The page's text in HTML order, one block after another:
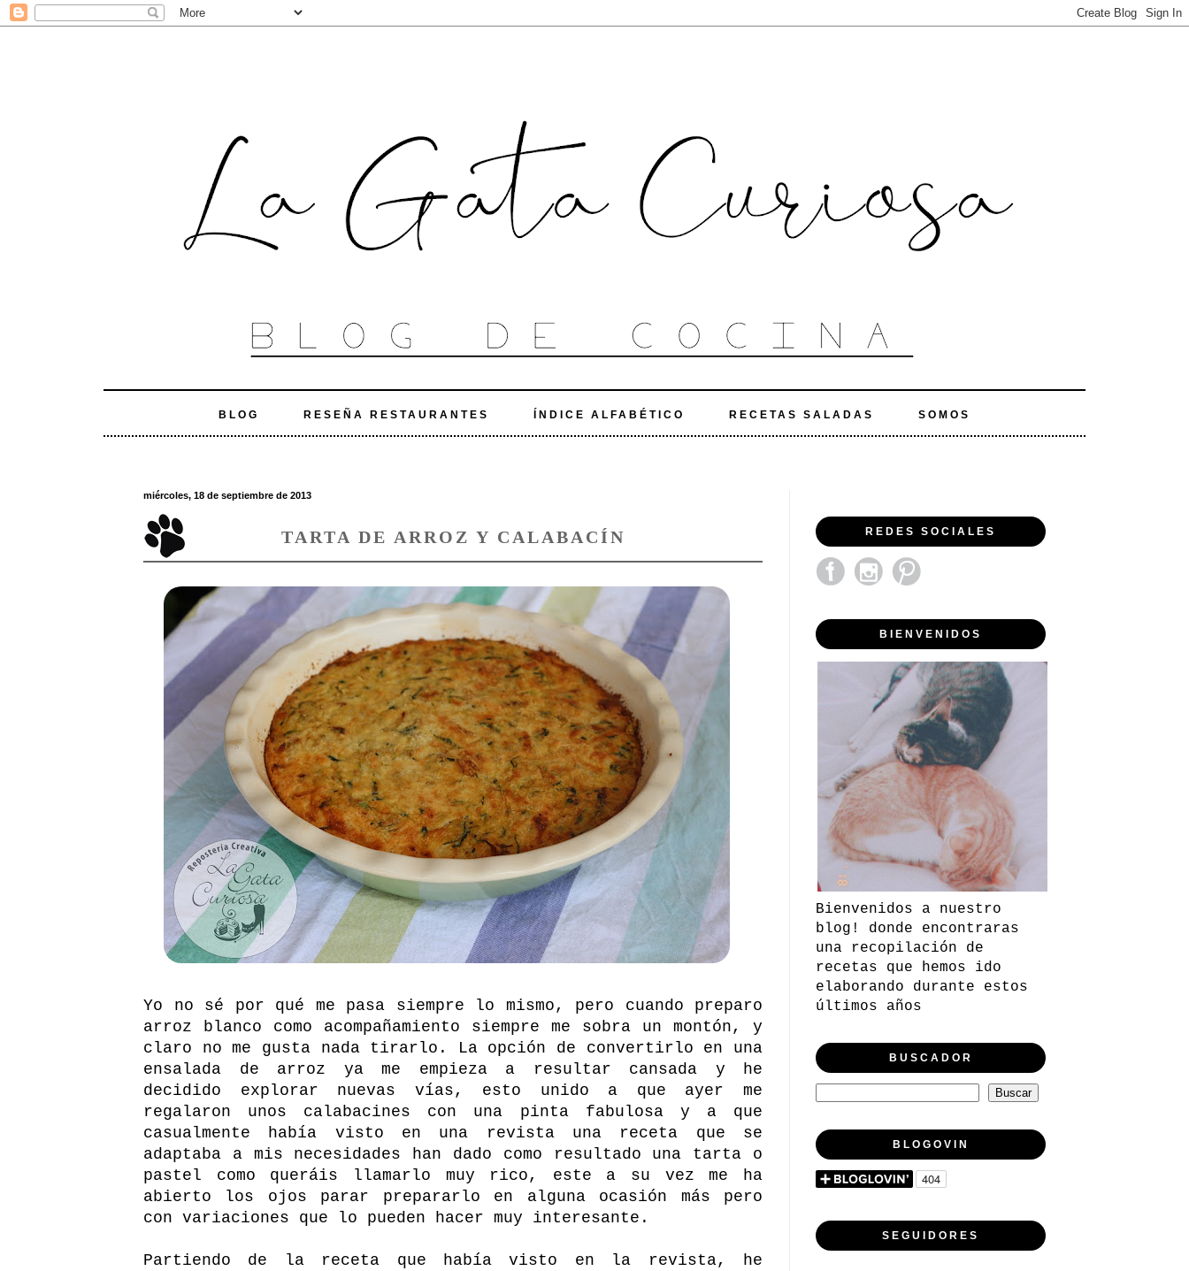
BLOG RESEÑA RESTAURANTES ÍNDICE ALFABÉTICO RECETAS SALADAS SOMOS
miércoles, 18 de septiembre de 2013
TARTA DE ARROZ Y CALABACÍN
Yo no sé por qué me pasa siempre lo mismo, pero cuando preparo
arroz blanco como acompañamiento siempre me sobra un montón, y
claro no me gusta nada tirarlo. La opción de convertirlo en una
ensalada de arroz ya me empieza a resultar cansada y he
decidido explorar nuevas vías, esto unido a que ayer me
regalaron unos calabacines con una pinta fabulosa y a que
casualmente había visto en una revista una receta que se
adaptaba a mis necesidades han dado como resultado una tarta o
pastel como queráis llamarlo muy rico, este a su vez me ha
abierto los ojos parar prepararlo en alguna ocasión más pero
con variaciones que lo pueden hacer muy interesante.
Partiendo de la receta que había visto en la revista, he
REDES SOCIALES
BIENVENIDOS
Bienvenidos a nuestro
blog! donde encontraras
una recopilación de
recetas que hemos ido
elaborando durante estos
últimos años
BUSCADOR
BLOGOVIN
SEGUIDORES